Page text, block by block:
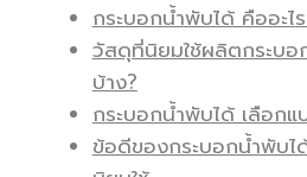
กระบอกน้ำพับได้ คืออะไ
วัสดุที่นิยมใช้ผลิตกระบอ
บ้าง?
กระบอกน้ำพับได้ เลือกแ
ข้อดีของกระบอกน้ำพับไ